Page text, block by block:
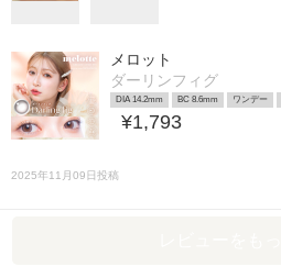
メロット
ダーリンフィグ
DIA 14.2mm BC 8.6mm ワンデー
¥1,793
2025年11月09日投稿